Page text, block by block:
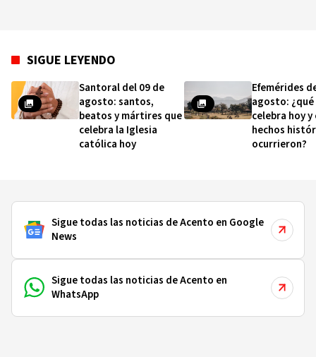
SIGUE LEYENDO
Santoral del 09 de
agosto: santos,
beatos y mártires que
celebra la Iglesia
católica hoy
Efemérides
agosto: ¿qué
celebra hoy y
hechos
ocurrieron?
Sigue todas las noticias de Acento en Google
News
Sigue todas las noticias de Acento en
WhatsApp